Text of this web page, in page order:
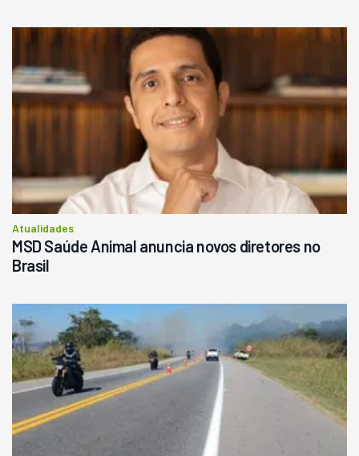
Atualidades
MSD Saúde Animal anuncia novos diretores no
Brasil